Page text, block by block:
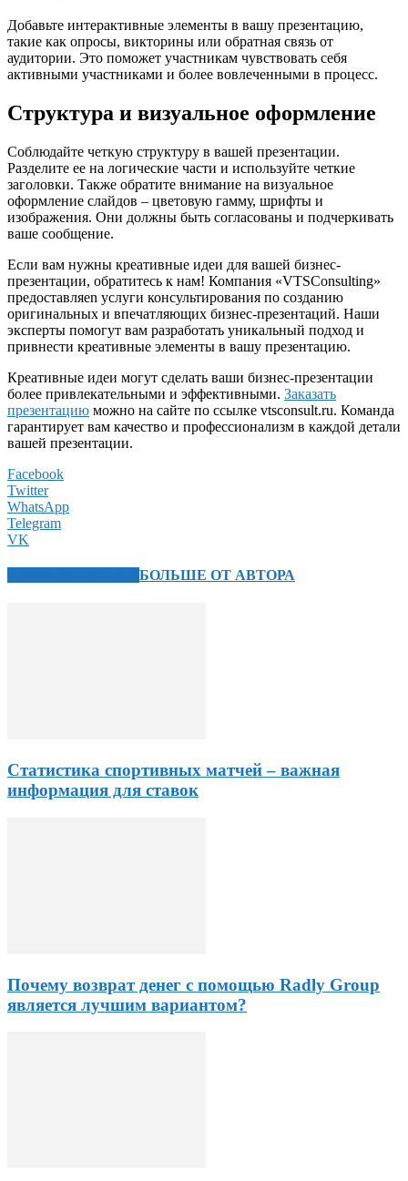
Добавьте интерактивные элементы в вашу презентацию,
такие как опросы, викторины или обратная связь от
аудитории. Это поможет участникам чувствовать себя
активными участниками и более вовлеченными в процесс.
Структура и визуальное оформление
Соблюдайте четкую структуру в вашей презентации.
Разделите ее на логические части и используйте четкие
заголовки. Также обратите внимание на визуальное
оформление слайдов – цветовую гамму, шрифты и
изображения. Они должны быть согласованы и подчеркивать
ваше сообщение.
Если вам нужны креативные идеи для вашей бизнес-
презентации, обратитесь к нам! Компания «VTSConsulting»
предоставляеn услуги консультирования по созданию
оригинальных и впечатляющих бизнес-презентаций. Наши
эксперты помогут вам разработать уникальный подход и
привнести креативные элементы в вашу презентацию.
Креативные идеи могут сделать ваши бизнес-презентации
более привлекательными и эффективными. Заказать
презентацию можно на сайте по ссылке vtsconsult.ru. Команда
гарантирует вам качество и профессионализм в каждой детали
вашей презентации.
Facebook
Twitter
WhatsApp
Telegram
VK
БОЛЬШЕ ОТ АВТОРА
Статистика спортивных матчей – важная
информация для ставок
Почему возврат денег с помощью Radly Group
является лучшим вариантом?